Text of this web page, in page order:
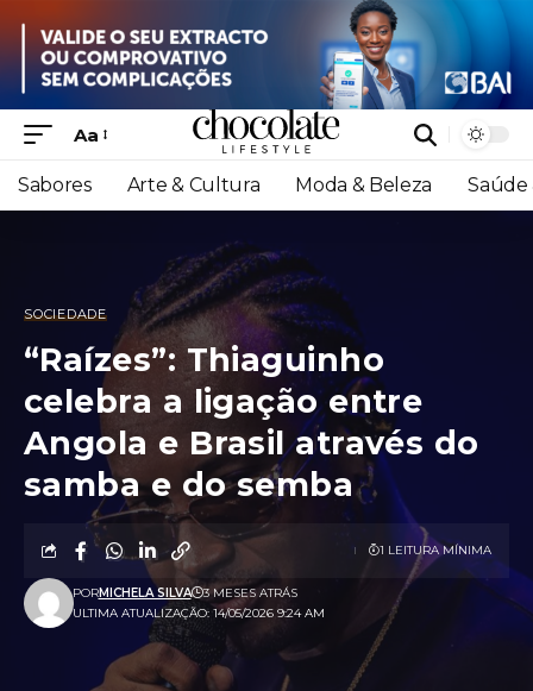
Aa
Sabores Arte & Cultura Moda & Beleza Saúde
SOCIEDADE
“Raízes”: Thiaguinho
celebra a ligação entre
Angola e Brasil através do
samba e do semba
ULTIMA ATUALIZAÇÃO: 14/05/2026 9:24 AM
PORMICHELA SILVA 3 MESES ATRÁS
1 LEITURA MÍNIMA